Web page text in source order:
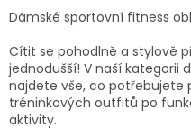
Dámské sportovní fitness
Cítit se pohodlně a stylově
jednodušší! V naší kategorii
najdete vše, co potřebujete
tréninkových outfitů po
aktivity.